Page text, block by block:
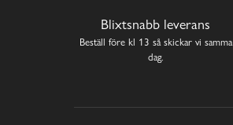
Blixtsnabb leverans
Beställ före kl 13 så skickar vi samma
dag.